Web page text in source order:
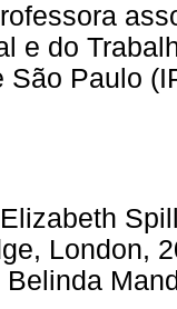
e do
São Paulo
London,